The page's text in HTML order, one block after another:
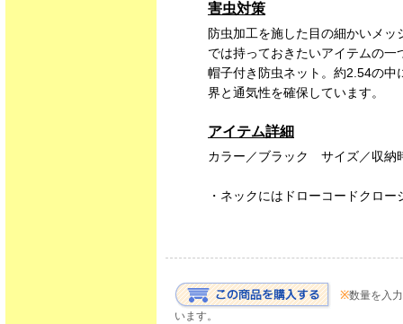
害虫対策
防虫加工を施した目の細かいメ
では持っておきたいアイテムの一
帽子付き防虫ネット。約2.54の
界と通気性を確保しています。
アイテム詳細
カラー／ブラック サイズ／収
・ネックにはドローコードクロ
※数量を入
います。